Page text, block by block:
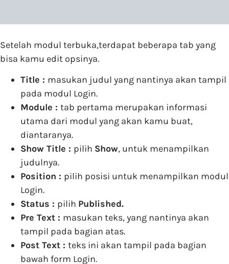
Setelah modul terbuka,terdapat beberapa tab yang
bisa kamu edit opsinya.
Title : masukan judul yang nantinya akan tampil
pada modul Login.
Module : tab pertama merupakan informasi
utama dari modul yang akan kamu buat,
diantaranya.
Show Title : pilih Show, untuk menampilkan
judulnya.
Position : pilih posisi untuk menampilkan modul
Login.
Status : pilih Published.
Pre Text : masukan teks, yang nantinya akan
tampil pada bagian atas.
Post Text : teks ini akan tampil pada bagian
bawah form Login.